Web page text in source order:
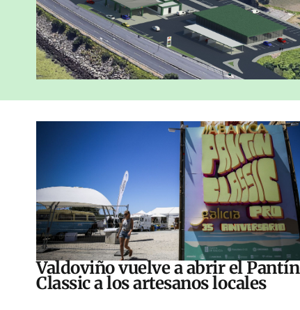
Valdoviño vuelve a abrir el Pantín
Classic a los artesanos locales